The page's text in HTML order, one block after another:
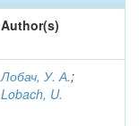
Author(s)
Лобач, У. А.;
Lobach, U.